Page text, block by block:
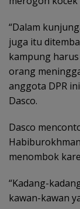
“Dalam
juga itu
kampung
orang
anggota DPR
Dasco.
Dasco
menombok
“Kadang-
kawan-kawan